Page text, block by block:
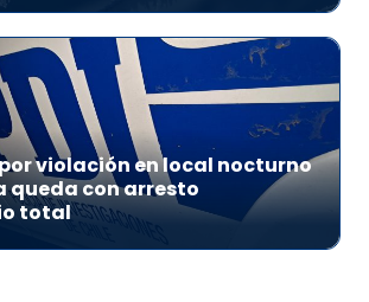
violación en local nocturno
queda con arresto
total